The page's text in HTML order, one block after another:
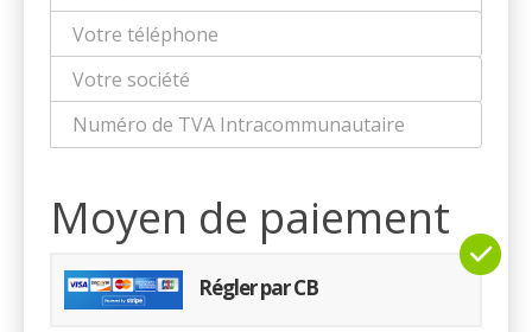
Moyen de paiement
Régler par CB